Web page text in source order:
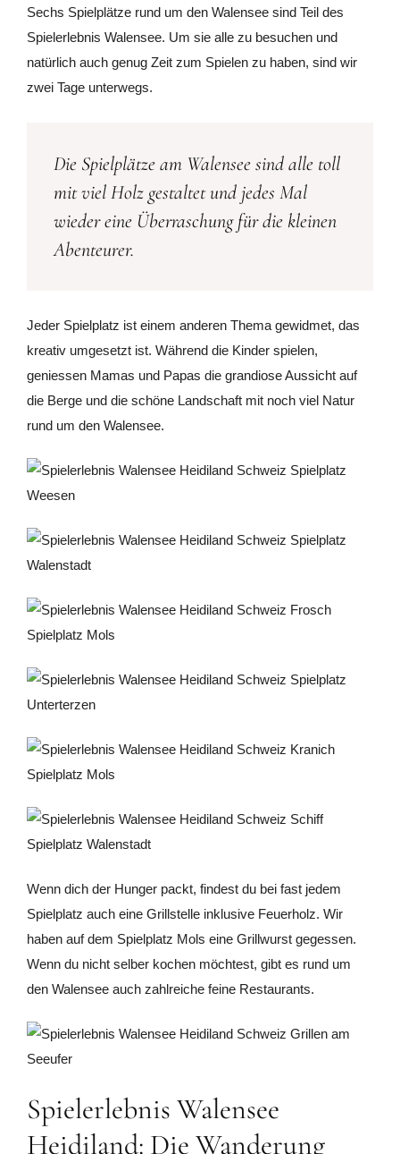
Sechs Spielplätze rund um den Walensee sind Teil des
Spielerlebnis Walensee. Um sie alle zu besuchen und
natürlich auch genug Zeit zum Spielen zu haben, sind wir
zwei Tage unterwegs.
Die Spielplätze am Walensee sind alle toll
mit viel Holz gestaltet und jedes Mal
wieder eine Überraschung für die kleinen
Abenteurer.
Jeder Spielplatz ist einem anderen Thema gewidmet, das
kreativ umgesetzt ist. Während die Kinder spielen,
geniessen Mamas und Papas die grandiose Aussicht auf
die Berge und die schöne Landschaft mit noch viel Natur
rund um den Walensee.
Wenn dich der Hunger packt, findest du bei fast jedem
Spielplatz auch eine Grillstelle inklusive Feuerholz. Wir
haben auf dem Spielplatz Mols eine Grillwurst gegessen.
Wenn du nicht selber kochen möchtest, gibt es rund um
den Walensee auch zahlreiche feine Restaurants.
Spielerlebnis Walensee
Heidiland: Die Wanderung